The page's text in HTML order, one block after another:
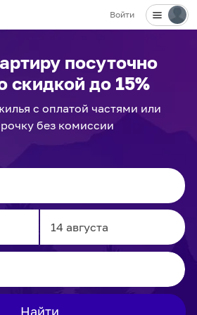
Войти
посуточно
скидкой до 15%
с оплатой частями или
без комиссии
Navigate
to
interact
Найти
✕